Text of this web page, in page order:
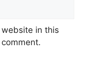
in this